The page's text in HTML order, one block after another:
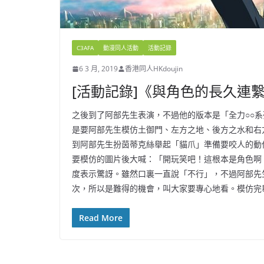
C3AFA 動漫同人活動 活動記錄
6 3 月, 2019 香港同人HKdoujin
[活動記錄]《與角色的長久連
之後到了阿部先生表演，不過他的版本是「全力
是要阿部先生模仿土御門、左方之地、後方之水和
到阿部先生扮茵蒂克絲舉起「貓爪」準備要咬人的
要模仿的圖片後大喊：「開玩笑吧！這根本是角色
度表示驚訝。雖然口裏一直說「不行」，不過阿部
次，所以是難得的機會，叫大家要專心地看。模仿
Read More